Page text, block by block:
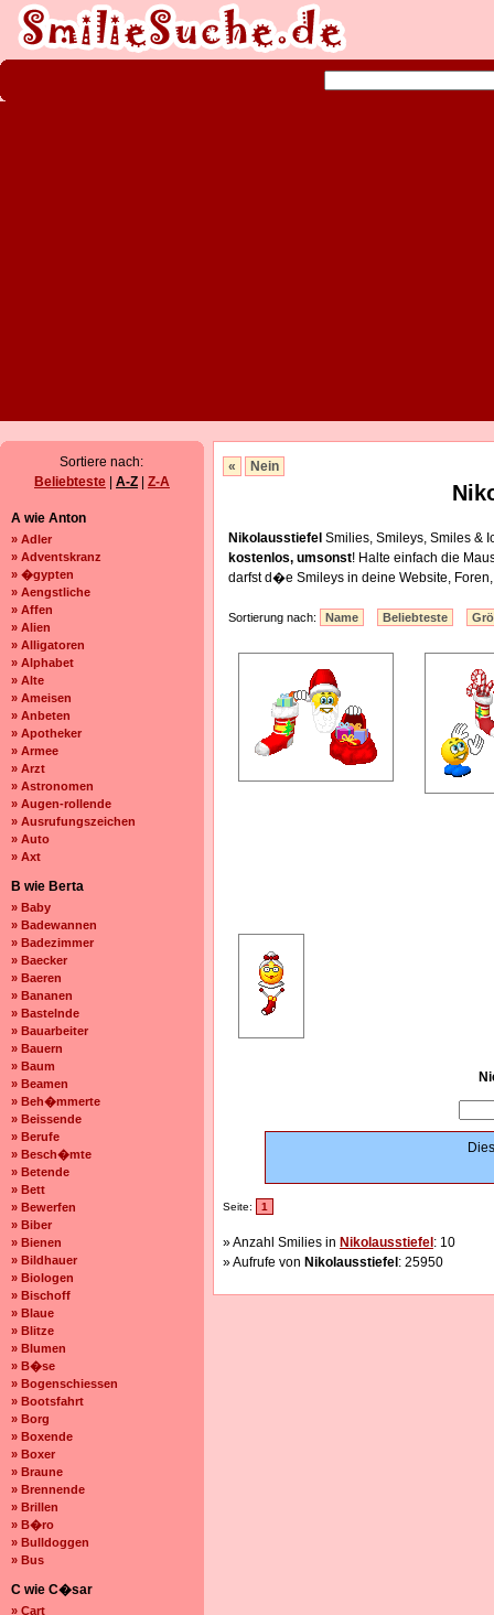
Sortiere nach:
Beliebteste
A-Z Z-A
A wie Anton
» Adler
» Adventskranz
» �gypten
» Aengstliche
» Affen
» Alien
» Alligatoren
» Alphabet
» Alte
» Ameisen
» Anbeten
» Apotheker
» Armee
» Arzt
» Astronomen
» Augen-rollende
» Ausrufungszeichen
» Auto
» Axt
B wie Berta
» Baby
» Badewannen
» Badezimmer
» Baecker
» Baeren
» Bananen
» Bastelnde
» Bauarbeiter
» Bauern
» Baum
» Beamen
» Beh�mmerte
» Beissende
» Berufe
» Besch�mte
» Betende
» Bett
» Bewerfen
» Biber
» Bienen
» Bildhauer
» Biologen
» Bischoff
» Blaue
» Blitze
» Blumen
» B�se
» Bogenschiessen
» Bootsfahrt
» Borg
» Boxende
» Boxer
» Braune
» Brennende
» Brillen
» B�ro
» Bulldoggen
» Bus
C wie C�sar
» Cart
« Nein
Nikolausstiefel Smilies, Smileys, Smiles &
kostenlos, umsonst! Halte einfach die
darfst d�e Smileys in deine Website,
Sortierung nach: Name Beliebteste
Seite: 1
» Anzahl Smilies in Nikolausstiefel : 10
» Aufrufe von Nikolausstiefel : 25950